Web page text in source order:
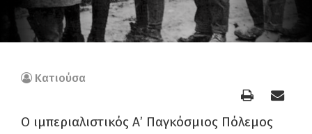
Κατιούσα
Ο ιμπεριαλιστικός Α’ Παγκόσμιος Πόλεμος